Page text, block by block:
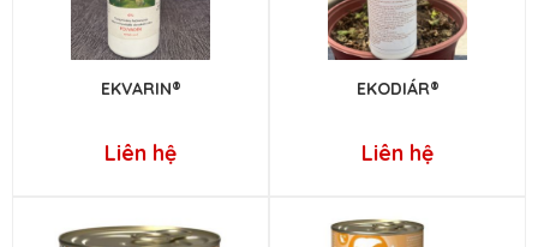
EKVARIN®
Liên hệ
EKODIÁR®
Liên hệ